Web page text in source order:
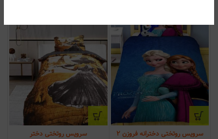
سرویس روتختی دخترانه فروزن 2
سرویس روتختی دختر